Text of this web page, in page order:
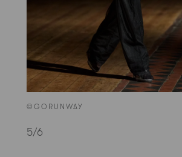
©GORUNWAY
5/6